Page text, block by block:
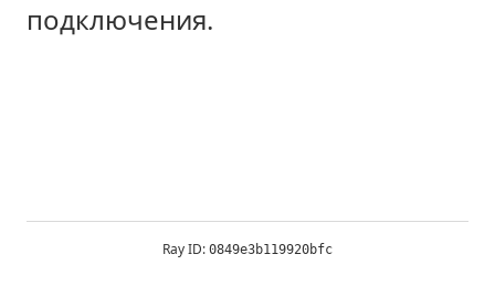
подключения.
Ray ID: 0849e3b119920bfc